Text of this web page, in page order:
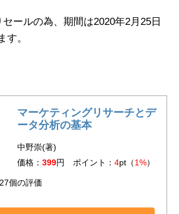
ールの為、期間は2020年2月25日
す。
マーケティングリサーチとデ
ータ分析の基本
中野崇(著)
価格： 399円 ポイント： 4pt（1%）
27個の評価